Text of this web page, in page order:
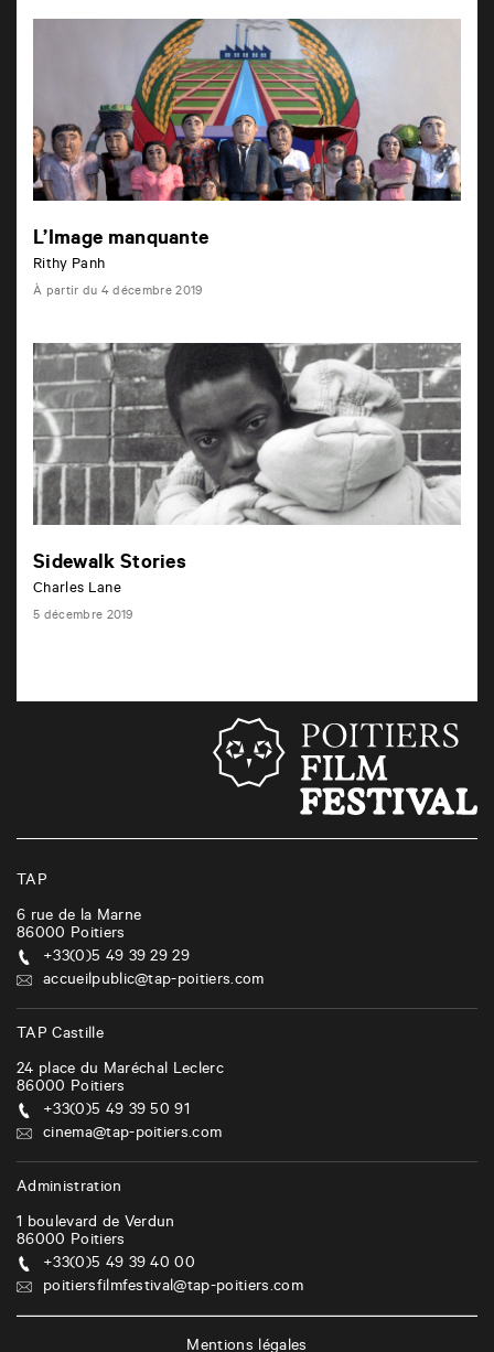
L’Image manquante
Rithy Panh
À partir du 4 décembre 2019
b
r
e
Sidewalk Stories
Charles Lane
5 décembre 2019
TAP
6 rue de la Marne
86000 Poitiers
+33(0)5 49 39 29 29
accueilpublic@tap-poitiers.com
TAP Castille
24 place du Maréchal Leclerc
86000 Poitiers
+33(0)5 49 39 50 91
cinema@tap-poitiers.com
Administration
1 boulevard de Verdun
86000 Poitiers
+33(0)5 49 39 40 00
poitiersfilmfestival@tap-poitiers.com
Mentions légales